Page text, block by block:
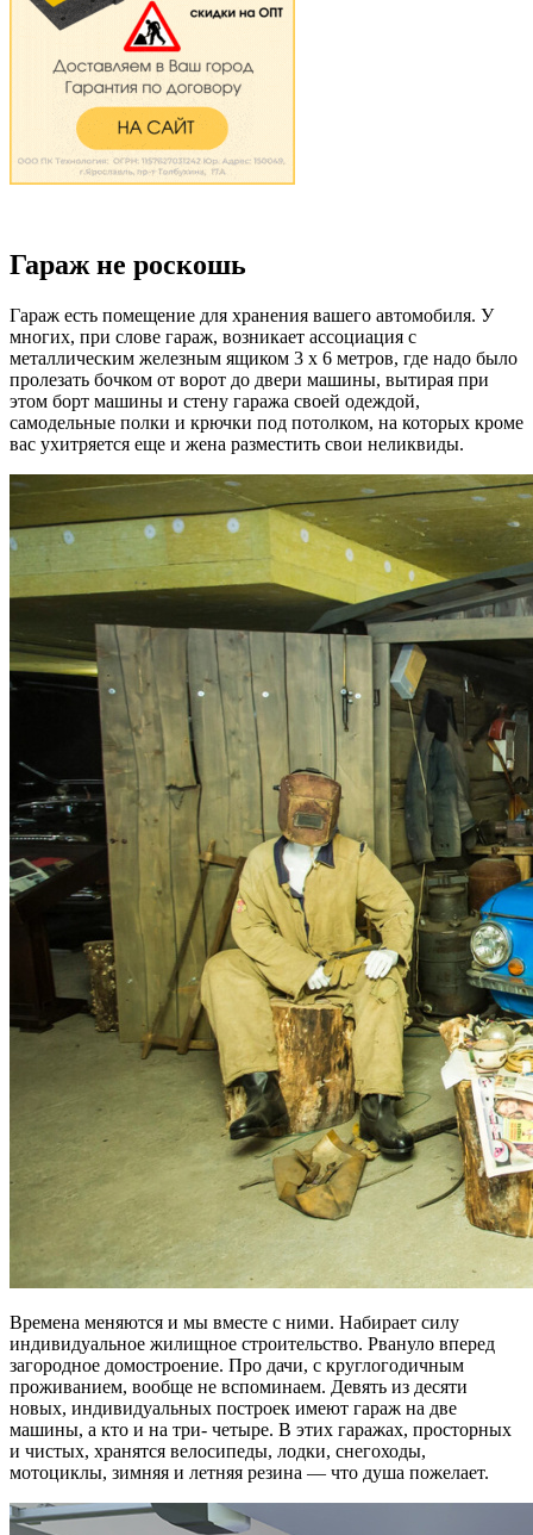
Гараж не роскошь
Гараж есть помещение для хранения вашего автомобиля. У
многих, при слове гараж, возникает ассоциация с
металлическим железным ящиком 3 х 6 метров, где надо было
пролезать бочком от ворот до двери машины, вытирая при
этом борт машины и стену гаража своей одеждой,
самодельные полки и крючки под потолком, на которых кроме
вас ухитряется еще и жена разместить свои неликвиды.
Времена меняются и мы вместе с ними. Набирает силу
индивидуальное жилищное строительство. Рвануло вперед
загородное домостроение. Про дачи, с круглогодичным
проживанием, вообще не вспоминаем. Девять из десяти
новых, индивидуальных построек имеют гараж на две
машины, а кто и на три- четыре. В этих гаражах, просторных
и чистых, хранятся велосипеды, лодки, снегоходы,
мотоциклы, зимняя и летняя резина — что душа пожелает.